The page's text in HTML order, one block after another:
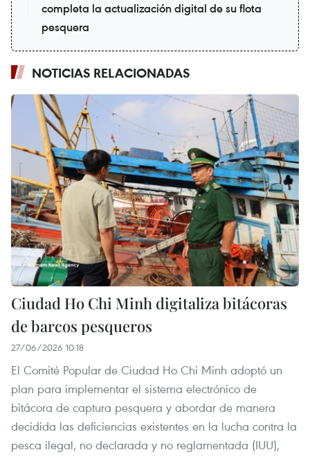
completa la actualización digital de su flota
pesquera
NOTICIAS RELACIONADAS
Ciudad Ho Chi Minh digitaliza bitácoras
de barcos pesqueros
27/06/2026 10:18
El Comité Popular de Ciudad Ho Chi Minh adoptó un
plan para implementar el sistema electrónico de
bitácora de captura pesquera y abordar de manera
decidida las deficiencias existentes en la lucha contra la
pesca ilegal, no declarada y no reglamentada (IUU),